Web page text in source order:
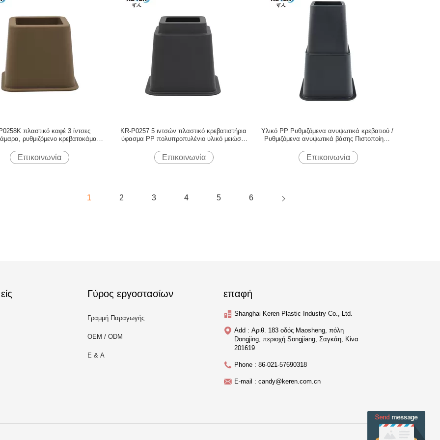
πλαστικό καφέ 3 ίντσες
ρυθμιζόμενο κρεβατοκάμαρα
Επικοινωνία
KR-P0257 5 ιντσών πλαστικό κρεβατιστήρια
ύφασμα PP πολυπροπυλένιο υλικό μειώσει
Επικοινωνία
Υλικό PP Ρυθμιζόμενα ανυψωτικά κρεβατιού /
Ρυθμιζόμενα ανυψωτικά βάσης Πιστοποίηση
Επικοινωνία
1 2 3 4 5 6
Γύρος εργοστασίων
Γραμμή Παραγωγής
OEM / ODM
Ε & Α
επαφή
Shanghai Keren Plastic Industry Co., Ltd.
Add : Αριθ. 183 οδός Maosheng, πόλη
Dongjing, περιοχή Songjiang, Σαγκάη, Κίνα
201619
Phone : 86-021-57690318
E-mail : candy@keren.com.cn